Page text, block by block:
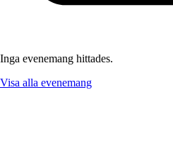
Inga evenemang hittades.
Visa alla evenemang